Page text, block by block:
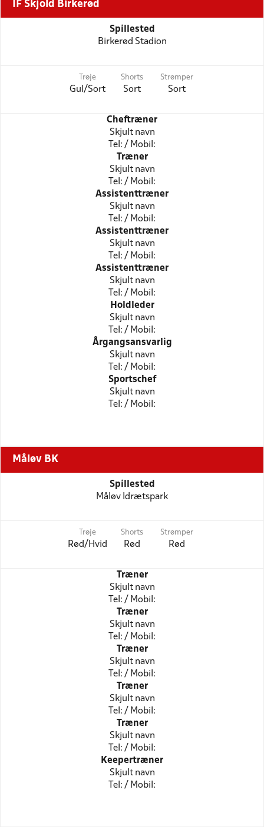
IF Skjold Birkerød
Spillested
Birkerød Stadion
Trøje
Gul/Sort
Shorts
Sort
Strømper
Sort
Cheftræner
Skjult navn
Tel: / Mobil:
Træner
Skjult navn
Tel: / Mobil:
Assistenttræner
Skjult navn
Tel: / Mobil:
Assistenttræner
Skjult navn
Tel: / Mobil:
Assistenttræner
Skjult navn
Tel: / Mobil:
Holdleder
Skjult navn
Tel: / Mobil:
Årgangsansvarlig
Skjult navn
Tel: / Mobil:
Sportschef
Skjult navn
Tel: / Mobil:
Måløv BK
Spillested
Måløv Idrætspark
Trøje
Rød/Hvid
Shorts
Rød
Strømper
Rød
Træner
Skjult navn
Tel: / Mobil:
Træner
Skjult navn
Tel: / Mobil:
Træner
Skjult navn
Tel: / Mobil:
Træner
Skjult navn
Tel: / Mobil:
Træner
Skjult navn
Tel: / Mobil:
Keepertræner
Skjult navn
Tel: / Mobil: